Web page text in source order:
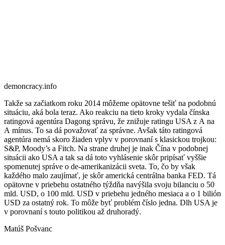
demoncracy.info
Takže sa začiatkom roku 2014 môžeme opätovne tešiť na podobnú
situáciu, aká bola teraz. Ako reakciu na tieto kroky vydala čínska
ratingová agentúra Dagong správu, že znižuje ratingu USA z A na
A mínus. To sa dá považovať za správne. Avšak táto ratingová
agentúra nemá skoro žiaden vplyv v porovnaní s klasickou trojkou:
S&P, Moody’s a Fitch. Na strane druhej je inak Čína v podobnej
situácii ako USA a tak sa dá toto vyhlásenie skôr pripísať vyššie
spomenutej správe o de-amerikanizácii sveta. To, čo by však
každého malo zaujímať, je skôr americká centrálna banka FED. Tá
opätovne v priebehu ostatného týždňa navýšila svoju bilanciu o 50
mld. USD, o 100 mld. USD v priebehu jedného mesiaca a o 1 bilión
USD za ostatný rok. To môže byť problém číslo jedna. Dlh USA je
v porovnaní s touto politikou až druhoradý.
Matúš Pošvanc